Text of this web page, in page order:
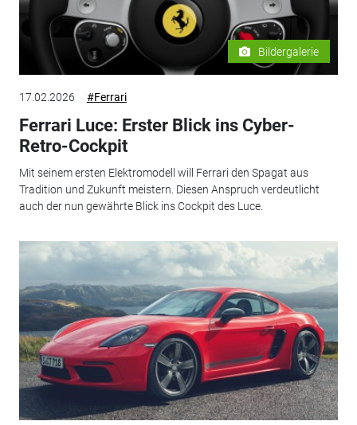
Bildergalerie
17.02.2026 #Ferrari
Ferrari Luce: Erster Blick ins Cyber-
Retro-Cockpit
Mit seinem ersten Elektromodell will Ferrari den Spagat aus
Tradition und Zukunft meistern. Diesen Anspruch verdeutlicht
auch der nun gewährte Blick ins Cockpit des Luce.